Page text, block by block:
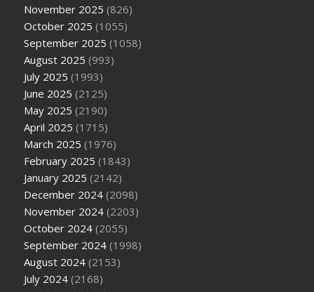
November 2025 (826)
October 2025 (1055)
September 2025 (1058)
August 2025 (993)
July 2025 (1993)
June 2025 (2125)
May 2025 (2190)
April 2025 (1715)
March 2025 (1976)
February 2025 (1843)
January 2025 (2142)
December 2024 (2098)
November 2024 (2203)
October 2024 (2055)
September 2024 (1998)
August 2024 (2153)
July 2024 (2168)